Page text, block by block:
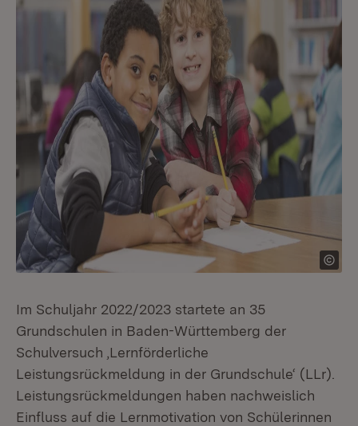
Im Schuljahr 2022/2023 startete an 35
Grundschulen in Baden-Württemberg der
Schulversuch ‚Lernförderliche
Leistungsrückmeldung in der Grundschule‘ (LLr).
Leistungsrückmeldungen haben nachweislich
Einfluss auf die Lernmotivation von Schülerinnen